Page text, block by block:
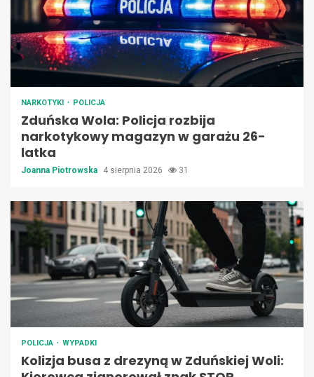
NARKOTYKI POLICJA
Zduńska Wola: Policja rozbija
narkotykowy magazyn w garażu 26-
latka
Joanna Piotrowska 4 sierpnia 2026 31
POLICJA WYPADKI
Kolizja busa z drezyną w Zduńskiej Woli: